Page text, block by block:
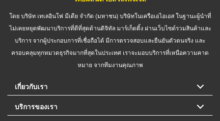
โดย บริษัท เทเลอินโฟ มีเดีย จำกัด (มหาชน) บริษัทในเครือเอไอเอส ในฐานะผู้นำที่
ไม่เคยหยุดพัฒนาบริการที่ดีที่สุดด้านดิจิทัล มาร์เก็ตติ้ง ผ่านเว็บไซต์รวมสินค้าและ
บริการ จากผู้ประกอบการที่เชื่อถือได้ มีการตรวจสอบและยืนยันตัวตนจริง และ
ครอบคลุมทุกหมวดธุรกิจมากที่สุดในประเทศ เราจะมอบบริการที่เหนือความคาด
หมาย จากทีมงานคุณภาพ
เกี่ยวกับเรา
บริการของเรา